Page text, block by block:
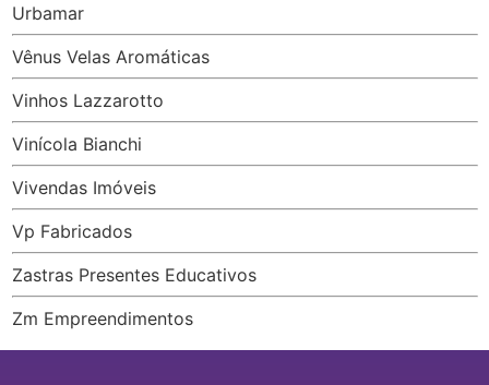
Urbamar
Vênus Velas Aromáticas
Vinhos Lazzarotto
Vinícola Bianchi
Vivendas Imóveis
Vp Fabricados
Zastras Presentes Educativos
Zm Empreendimentos